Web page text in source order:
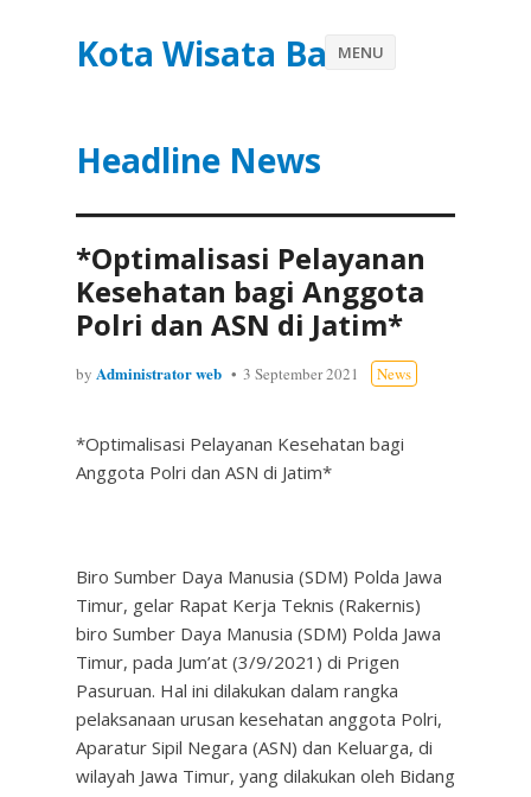
Kota Wisata Batu
Headline News
MENU
*Optimalisasi Pelayanan
Kesehatan bagi Anggota
Polri dan ASN di Jatim*
by Administrator web 3 September 2021 News
*Optimalisasi Pelayanan Kesehatan bagi
Anggota Polri dan ASN di Jatim*
Biro Sumber Daya Manusia (SDM) Polda Jawa
Timur, gelar Rapat Kerja Teknis (Rakernis)
biro Sumber Daya Manusia (SDM) Polda Jawa
Timur, pada Jum’at (3/9/2021) di Prigen
Pasuruan. Hal ini dilakukan dalam rangka
pelaksanaan urusan kesehatan anggota Polri,
Aparatur Sipil Negara (ASN) dan Keluarga, di
wilayah Jawa Timur, yang dilakukan oleh Bidang